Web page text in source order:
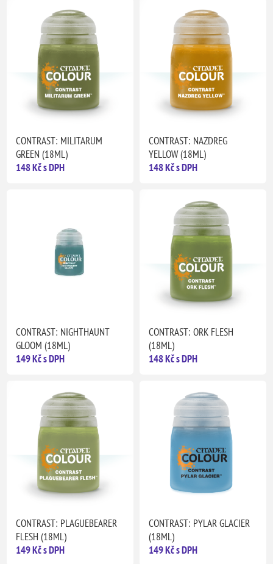
CONTRAST: MILITARUM
GREEN (18ML)
148 Kč s DPH
CONTRAST: NAZDREG
YELLOW (18ML)
148 Kč s DPH
CONTRAST: NIGHTHAUNT
GLOOM (18ML)
149 Kč s DPH
CONTRAST: ORK FLESH
(18ML)
148 Kč s DPH
CONTRAST: PLAGUEBEARER
FLESH (18ML)
149 Kč s DPH
CONTRAST: PYLAR GLACIER
(18ML)
149 Kč s DPH